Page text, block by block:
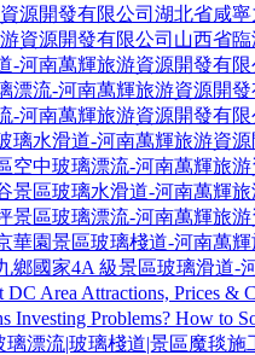
源開發有限公司 湖北省咸
資源開發有限公司 山西省
-河南萬輝旅游資源開發有
漂流-河南萬輝旅游資源開
-河南萬輝旅游資源開發有
璃水滑道-河南萬輝旅游資
空中玻璃漂流-河南萬輝旅
景區玻璃水滑道-河南萬輝
景區玻璃漂流-河南萬輝旅
華園景區玻璃棧道-河南萬
鄉國家4A 級景區玻璃滑道-
DC Area Attractions, Prices &
Investing Problems? How to
漂流|玻璃棧道|景區魔毯